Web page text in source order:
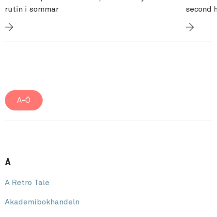
rutin i sommar
second
A-Ö
A
A Retro Tale
Akademibokhandeln